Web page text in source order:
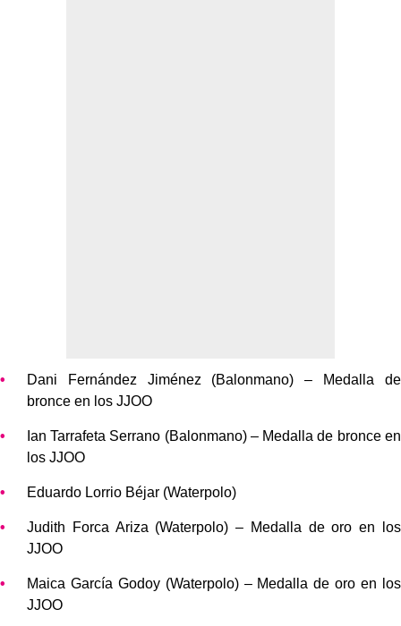
Dani Fernández Jiménez (Balonmano) – Medalla de
bronce en los JJOO
Ian Tarrafeta Serrano (Balonmano) – Medalla de bronce en
los JJOO
Eduardo Lorrio Béjar (Waterpolo)
Judith Forca Ariza (Waterpolo) – Medalla de oro en los
JJOO
Maica García Godoy (Waterpolo) – Medalla de oro en los
JJOO